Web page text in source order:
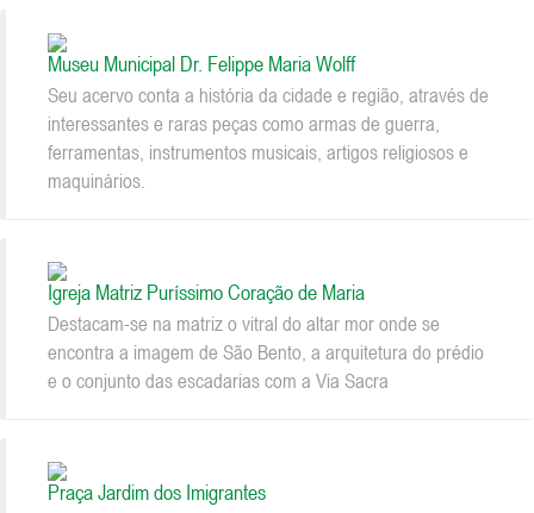
Museu Municipal Dr. Felippe Maria Wolff
Seu acervo conta a história da cidade e região, através de
interessantes e raras peças como armas de guerra,
ferramentas, instrumentos musicais, artigos religiosos e
maquinários.
Igreja Matriz Puríssimo Coração de Maria
Destacam-se na matriz o vitral do altar mor onde se
encontra a imagem de São Bento, a arquitetura do prédio
e o conjunto das escadarias com a Via Sacra
Praça Jardim dos Imigrantes